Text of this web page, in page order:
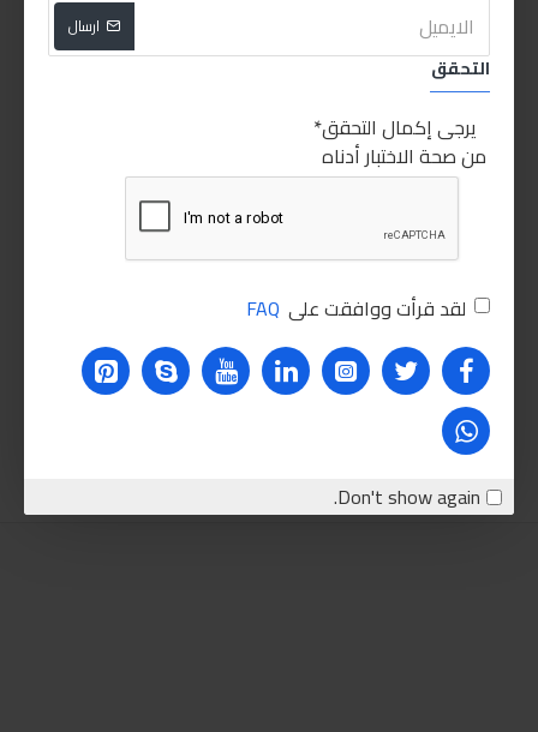
ارسال
التحقق
يرجى إكمال التحقق
من صحة الاختبار أدناه
لقد قرأت ووافقت على FAQ
Don't show again.
PEOPLE ALSO BOUGHT
غير متوفر
ليكولي مولي زيت ماتور 20w-50 1L
130.00LE
اضافة للسلة